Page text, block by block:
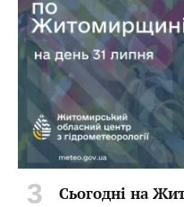
Сьогодні на